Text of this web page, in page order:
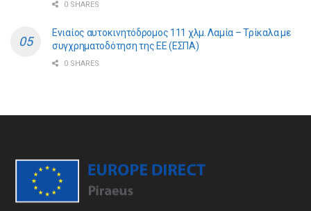
0 SHARES
Ενιαίος αυτοκινητόδρομος 111 χλμ. Λαμία – Τρίκαλα με
συγχρηματοδότηση της ΕE (ΕΣΠΑ)
0 SHARES